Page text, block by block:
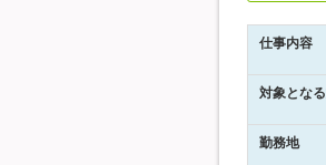
仕事内容
対象とな
勤務地